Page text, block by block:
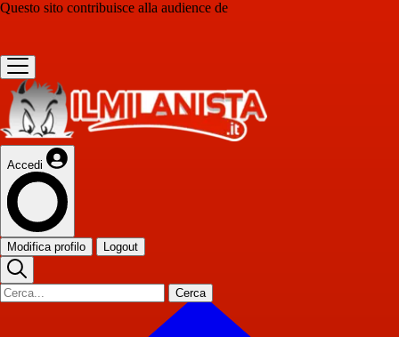
Questo sito contribuisce alla audience de
Accedi
Modifica profilo Logout
Cerca